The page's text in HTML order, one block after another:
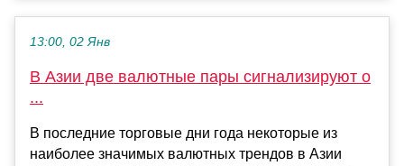
13:00, 02 Янв
В Азии две валютные пары сигнализируют о
...
В последние торговые дни года некоторые из
наиболее значимых валютных трендов в Азии